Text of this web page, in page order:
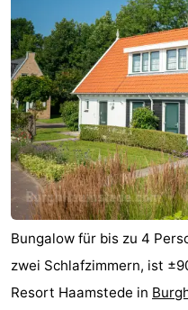
Bungalow für bis zu 4
zwei Schlafzimmern, ist
Resort Haamstede in